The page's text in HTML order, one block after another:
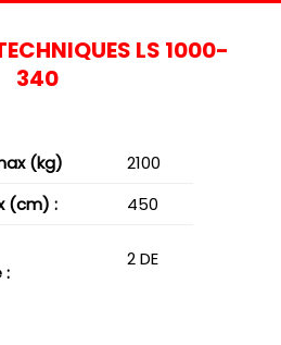
LS 1000-
340
(kg)
2100
(cm) :
450
:
2 DE